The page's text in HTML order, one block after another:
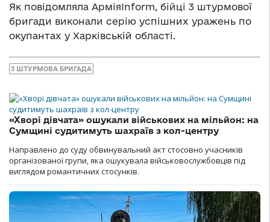
Як повідомляла АрміяInform, бійці 3 штурмової
бригади виконали серію успішних уражень по
окупантах у Харківській області.
3 ШТУРМОВА БРИГАДА
«Хворі дівчата» ошукали військових на мільйон: на
Сумщині судитимуть шахраїв з кол-центру
Направлено до суду обвинувальний акт стосовно учасників
організованої групи, яка ошукувала військовослужбовців під
виглядом романтичних стосунків.